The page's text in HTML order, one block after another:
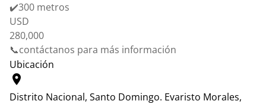
✔️300 metros
USD
280,000
📞contáctanos para más información
Ubicación
location_on
Distrito Nacional, Santo Domingo. Evaristo Morales,